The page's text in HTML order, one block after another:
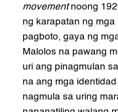
movementnoong
ng karapatan ng
pagboto, gaya ng
Malolos na pawang
uri ang pinagmulan
na ang mga
nagmula sa uring